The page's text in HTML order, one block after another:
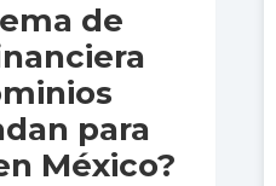
de
para
México?